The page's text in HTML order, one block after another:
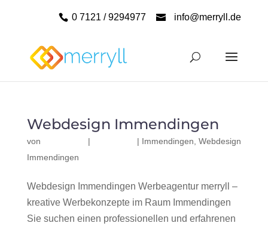
0 7121 / 9294977 info@merryll.de
Webdesign Immendingen
von | | Immendingen Webdesign
Immendingen
Webdesign Immendingen Werbeagentur merryll –
kreative Werbekonzepte im Raum Immendingen
Sie suchen einen professionellen und erfahrenen